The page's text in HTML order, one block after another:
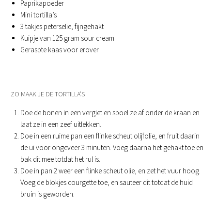
Paprikapoeder
Mini tortilla’s
3 takjes peterselie, fijngehakt
Kuipje van 125 gram sour cream
Geraspte kaas voor erover
ZO MAAK JE DE TORTILLA’S
Doe de bonen in een vergiet en spoel ze af onder de kraan en
laat ze in een zeef uitlekken.
Doe in een ruime pan een flinke scheut olijfolie, en fruit daarin
de ui voor ongeveer 3 minuten. Voeg daarna het gehakt toe en
bak dit mee totdat het rul is.
Doe in pan 2 weer een flinke scheut olie, en zet het vuur hoog.
Voeg de blokjes courgette toe, en sauteer dit totdat de huid
bruin is geworden.